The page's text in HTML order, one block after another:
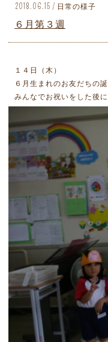
2018.06.15 / 日常の様子
６月第３週
１４日（木）
６月生まれのお友だちの
みんなでお祝いをした後